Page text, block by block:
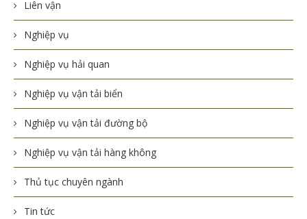
Liên vận
Nghiệp vụ
Nghiệp vụ hải quan
Nghiệp vụ vận tải biển
Nghiệp vụ vận tải đường bộ
Nghiệp vụ vận tải hàng không
Thủ tục chuyên ngành
Tin tức